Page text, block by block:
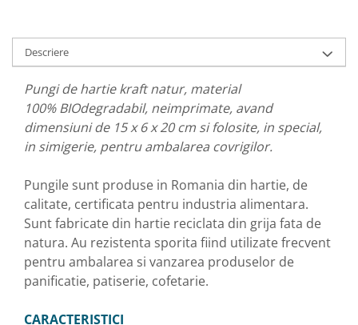
Descriere
Pungi de hartie kraft natur, material
100% BIOdegradabil, neimprimate, avand
dimensiuni de 15 x 6 x 20 cm si folosite, in special,
in simigerie, pentru ambalarea covrigilor.
Pungile sunt produse in Romania din hartie, de
calitate, certificata pentru industria alimentara.
Sunt fabricate din hartie reciclata din grija fata de
natura. Au rezistenta sporita fiind utilizate frecvent
pentru ambalarea si vanzarea produselor de
panificatie, patiserie, cofetarie.
CARACTERISTICI